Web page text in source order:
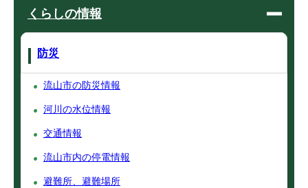
くらしの情報
防災
流山市の防災情報
河川の水位情報
交通情報
流山市内の停電情報
避難所、避難場所